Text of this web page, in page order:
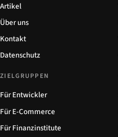
Artikel
Über uns
Kontakt
Datenschutz
ZIELGRUPPEN
Für Entwickler
Für E-Commerce
Für Finanzinstitute